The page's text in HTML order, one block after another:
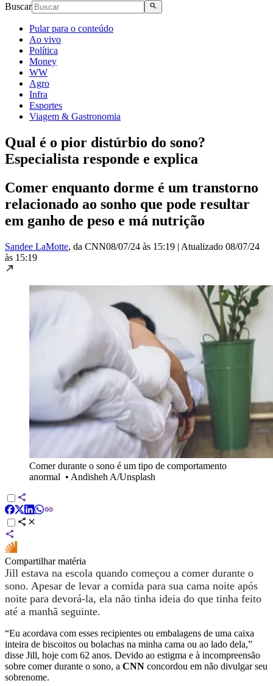
Buscar
Pular para o conteúdo
Ao vivo
Política
Money
WW
Agro
Infra
Esportes
Viagem & Gastronomia
Qual é o pior distúrbio do sono?
Especialista responde e explica
Comer enquanto dorme é um transtorno
relacionado ao sonho que pode resultar
em ganho de peso e má nutrição
Sandee LaMotte, da CNN08/07/24 às 15:19 | Atualizado 08/07/24
às 15:19
Comer durante o sono é um tipo de comportamento
anormal • Andisheh A/Unsplash
Compartilhar matéria
Jill estava na escola quando começou a comer durante o
sono. Apesar de levar a comida para sua cama noite após
noite para devorá-la, ela não tinha ideia do que tinha feito
até a manhã seguinte.
“Eu acordava com esses recipientes ou embalagens de uma caixa
inteira de biscoitos ou bolachas na minha cama ou ao lado dela,”
disse Jill, hoje com 62 anos. Devido ao estigma e à incompreensão
sobre comer durante o sono, a CNN concordou em não divulgar seu
sobrenome.